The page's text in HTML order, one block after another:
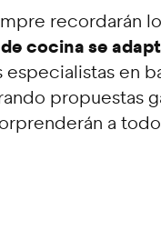
recordarán
cocina se
especialistas en
propuestas
a